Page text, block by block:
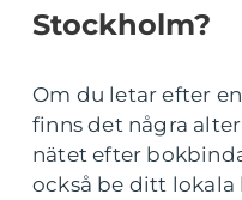
Stockholm?
Om du letar efter
finns det några
nätet efter
också be ditt